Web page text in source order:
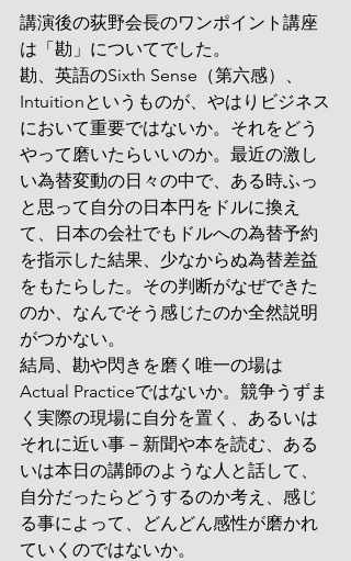
講演後の荻野会長のワンポイント講座
は「勘」についてでした。
勘、英語のSixth Sense（第六感）、
Intuitionというものが、やはりビジネス
において重要ではないか。それをどう
やって磨いたらいいのか。最近の激し
い為替変動の日々の中で、ある時ふっ
と思って自分の日本円をドルに換え
て、日本の会社でもドルへの為替予約
を指示した結果、少なからぬ為替差益
をもたらした。その判断がなぜできた
のか、なんでそう感じたのか全然説明
がつかない。
結局、勘や閃きを磨く唯一の場は
Actual Practiceではないか。競争うずま
く実際の現場に自分を置く、あるいは
それに近い事－新聞や本を読む、ある
いは本日の講師のような人と話して、
自分だったらどうするのか考え、感じ
る事によって、どんどん感性が磨かれ
ていくのではないか。